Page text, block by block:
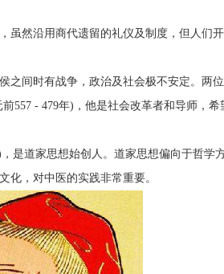
然沿用商代遗留的礼仪及制度，但人们开
间时有战争，政治及社会极不安定。两位
557 - 479年)，他是社会改革者和导师，希
道家思想始创人。道家思想偏向于哲学方
化，对中医的实践非常重要。